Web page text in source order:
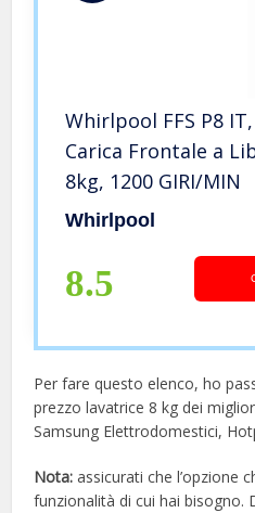
Whirlpool FFS P8
Carica Frontale a
8kg, 1200 GIRI/MIN
Whirlpool
8.5
Per fare questo elenco, ho
prezzo lavatrice 8 kg dei
Samsung Elettrodomestici,
Nota: assicurati che l’opzione
funzionalità di cui hai bisogno.